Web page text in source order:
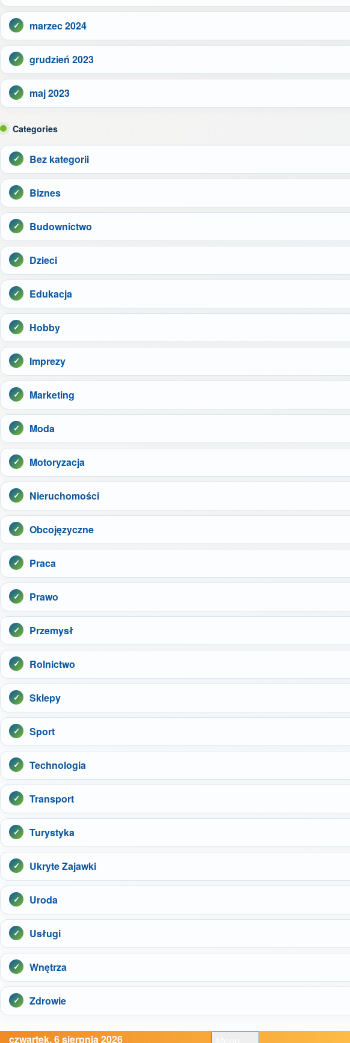
marzec 2024
grudzień 2023
maj 2023
Categories
Bez kategorii
Biznes
Budownictwo
Dzieci
Edukacja
Hobby
Imprezy
Marketing
Moda
Motoryzacja
Nieruchomości
Obcojęzyczne
Praca
Prawo
Przemysł
Rolnictwo
Sklepy
Sport
Technologia
Transport
Turystyka
Ukryte Zajawki
Uroda
Usługi
Wnętrza
Zdrowie
czwartek, 6 sierpnia 2026